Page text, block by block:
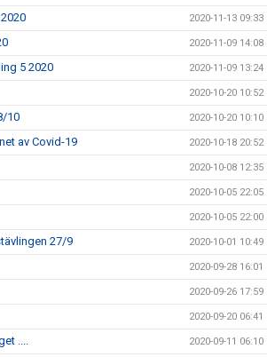
2020-11-13 09:33
2020-11-09 14:08
5 2020 2020-11-09 13:24
2020-10-20 10:52
10 2020-10-20 10:10
av Covid-19 2020-10-18 20:52
2020-10-08 12:35
2020-10-05 22:05
2020-10-05 22:00
27/9 2020-10-01 10:49
2020-09-28 16:01
2020-09-26 17:59
2020-09-20 06:41
.... 2020-09-11 06:10